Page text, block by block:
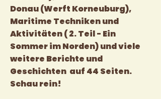
Donau (Werft Korneuburg),
Maritime Techniken und
Aktivitäten ( 2. Teil - Ein
Sommer im Norden) und viele
weitere Berichte und
Geschichten auf 44 Seiten.
Schau rein!